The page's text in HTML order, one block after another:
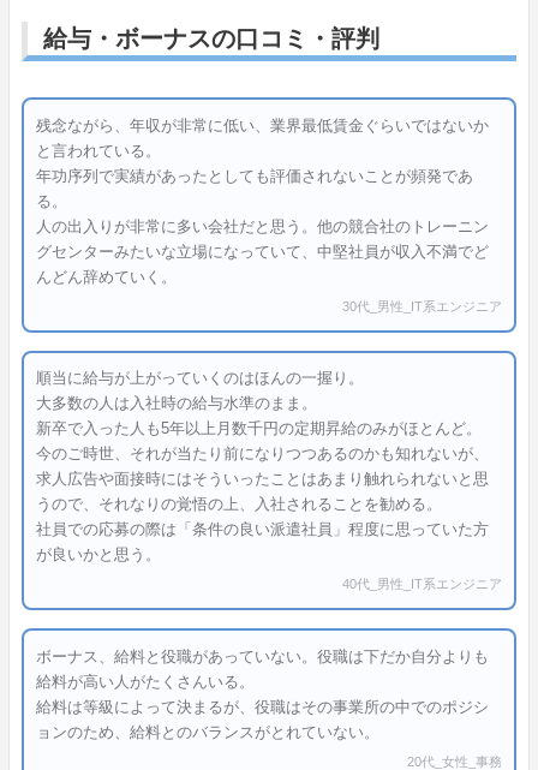
給与・ボーナスの口コミ・評判
残念ながら、年収が非常に低い、業界最低賃金ぐらいではないか
と言われている。
年功序列で実績があったとしても評価されないことが頻発であ
る。
人の出入りが非常に多い会社だと思う。他の競合社のトレーニン
グセンターみたいな立場になっていて、中堅社員が収入不満でど
んどん辞めていく。
30代_男性_IT系エンジニア
順当に給与が上がっていくのはほんの一握り。
大多数の人は入社時の給与水準のまま。
新卒で入った人も5年以上月数千円の定期昇給のみがほとんど。
今のご時世、それが当たり前になりつつあるのかも知れないが、
求人広告や面接時にはそういったことはあまり触れられないと思
うので、それなりの覚悟の上、入社されることを勧める。
社員での応募の際は「条件の良い派遣社員」程度に思っていた方
が良いかと思う。
40代_男性_IT系エンジニア
ボーナス、給料と役職があっていない。役職は下だか自分よりも
給料が高い人がたくさんいる。
給料は等級によって決まるが、役職はその事業所の中でのポジシ
ョンのため、給料とのバランスがとれていない。
20代_女性_事務